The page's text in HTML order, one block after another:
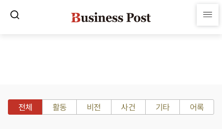
전체 활동 비전 사건 기타 어록